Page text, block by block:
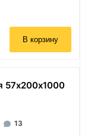
В корзину
57х200х1000
13